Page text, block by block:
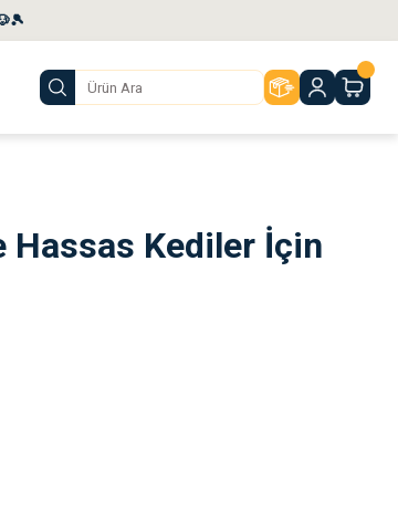
Hassas Kediler İçin